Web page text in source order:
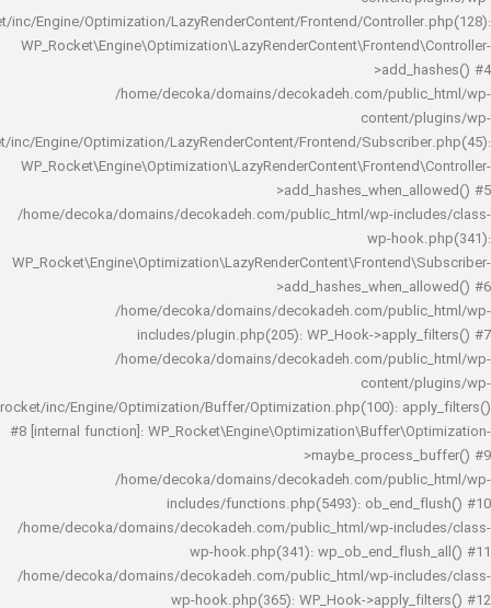
rocket/inc/Engine/Optimization/LazyRenderContent/Frontend/
/home/decoka/domains/decokadeh.com/
rocket/inc/Engine/Optimization/LazyRenderContent/Frontend/
/home/decoka/domains/decokadeh.com/public_html/wp-
wp-
/home/decoka/domains/decokadeh.com/
includes/plugin.php(205): WP_Hook-
/home/decoka/domains/decokadeh.com/
rocket/inc/Engine/Optimization/Buffer/Optimization.php(100):
#8 [internal function]:
/home/decoka/domains/decokadeh.com/
includes/functions.php(5493):
/home/decoka/domains/decokadeh.com/public_html/wp-
wp-hook.php(341):
/home/decoka/domains/decokadeh.com/public_html/wp-
wp-hook.php(365): WP_Hook-